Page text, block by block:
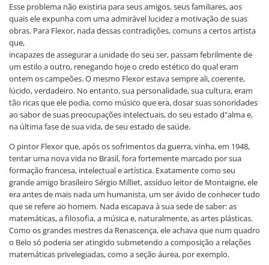
Esse problema não existiria para seus amigos, seus familiares, aos
quais ele expunha com uma admirável lucidez a motivação de suas
obras. Para Flexor, nada dessas contradições, comuns a certos artista
que,
incapazes de assegurar a unidade do seu ser, passam febrilmente de
um estilo a outro, renegando hoje o credo estético do qual eram
ontem os campeões. O mesmo Flexor estava sempre ali, coerente,
lúcido, verdadeiro. No entanto, sua personalidade, sua cultura, eram
tão ricas que ele podia, como músico que era, dosar suas sonoridades
ao sabor de suas preocupações intelectuais, do seu estado d"alma e,
na última fase de sua vida, de seu estado de saúde.
O pintor Flexor que, após os sofrimentos da guerra, vinha, em 1948,
tentar uma nova vida no Brasil, fora fortemente marcado por sua
formação francesa, intelectual e artística. Exatamente como seu
grande amigo brasileiro Sérgio Milliet, assíduo leitor de Montaigne, ele
era antes de mais nada um humanista, um ser ávido de conhecer tudo
que se refere ao homem. Nada escapava à sua sede de saber: as
matemáticas, a filosofia, a música e, naturalmente, as artes plásticas.
Como os grandes mestres da Renascença, ele achava que num quadro
o Belo só poderia ser atingido submetendo a composição a relações
matemáticas privelegiadas, como a seção áurea, por exemplo.